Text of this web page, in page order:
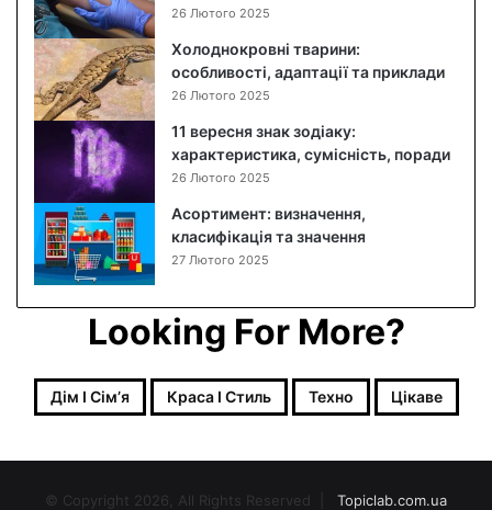
26 Лютого 2025
Холоднокровні тварини:
особливості, адаптації та приклади
26 Лютого 2025
11 вересня знак зодіаку:
характеристика, сумісність, поради
26 Лютого 2025
Асортимент: визначення,
класифікація та значення
27 Лютого 2025
Looking For More?
Дім І Сімʼя Краса І Стиль Техно Цікаве
© Copyright 2026, All Rights Reserved | Topiclab.com.ua